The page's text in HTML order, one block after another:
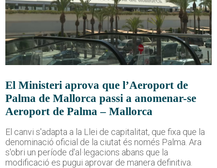
El Ministeri aprova que l’Aeroport de
Palma de Mallorca passi a anomenar-se
Aeroport de Palma – Mallorca
El canvi s'adapta a la Llei de capitalitat, que fixa que la
denominació oficial de la ciutat és només Palma. Ara
s'obri un període d'al·legacions abans que la
modificació es pugui aprovar de manera definitiva.